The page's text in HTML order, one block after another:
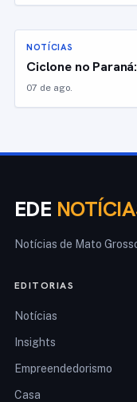
NOTÍCIAS
Ciclone no
07 de ago.
EDE
Notícias de Mato
EDITORIAS
Notícias
Insights
Empreendedorismo
Casa